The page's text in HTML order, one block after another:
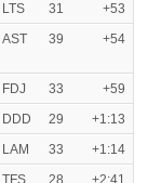
LTS 31
+53
AST 39 +54
FDJ 33
+59
DDD 29
+1:13
LAM 33
+1:14
TFS 28 +2:41